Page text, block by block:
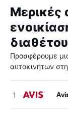
Μερικές
Προσφέρουμε
αυτοκινήτων